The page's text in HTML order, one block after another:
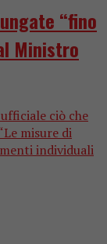
“fino
Ministro
ciò che
misure di
individuali